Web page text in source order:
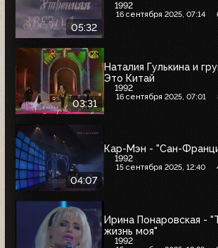
05:32
1992
16 сентября 2025, 07:14
03:31
Наталия Гулькина и
Это Китай
1992
16 сентября 2025, 07:01
04:07
Кар-Мэн - "Сан-
1992
15 сентября 2025, 12:40
Ирина Понаровская -
жизнь моя"
1992